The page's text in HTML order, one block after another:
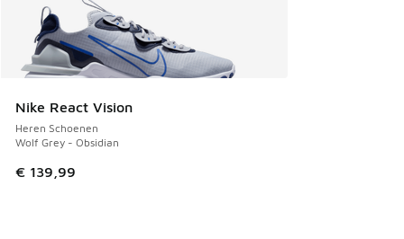
Nike React Vision
Heren Schoenen
Wolf Grey - Obsidian
€ 139,99